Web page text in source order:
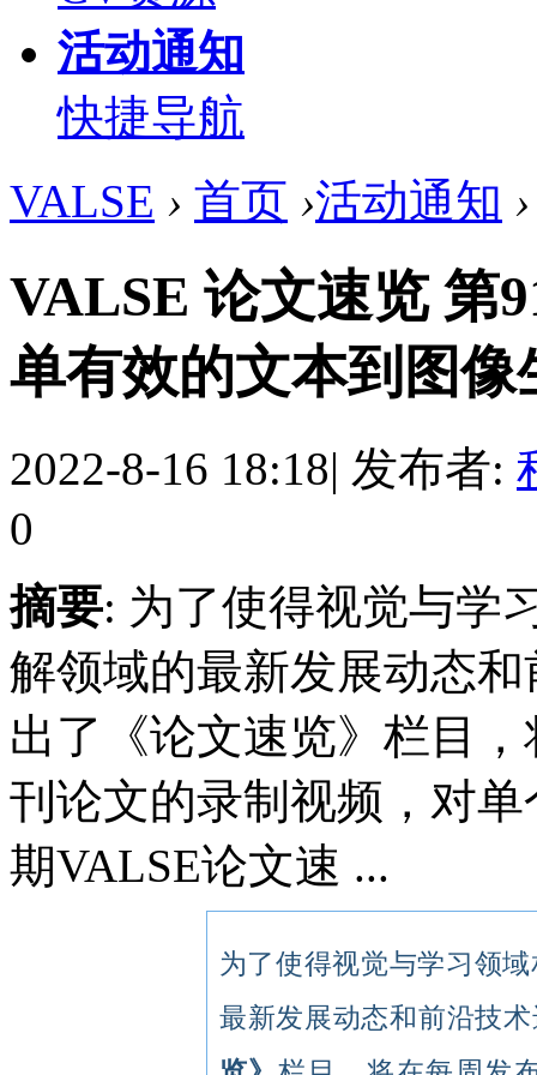
活动通知
快捷导航
VALSE › 首页 ›活动通知 ›
VALSE 论文速览 第
单有效的文本到图像
2022-8-16 18:18| 发布者:
0
摘要: 为了使得视觉与学
解领域的最新发展动态
出了《论文速览》栏目
刊论文的录制视频，对
期VALSE论文速 ...
为了使得视觉与学习领
最新发展动态和前沿技